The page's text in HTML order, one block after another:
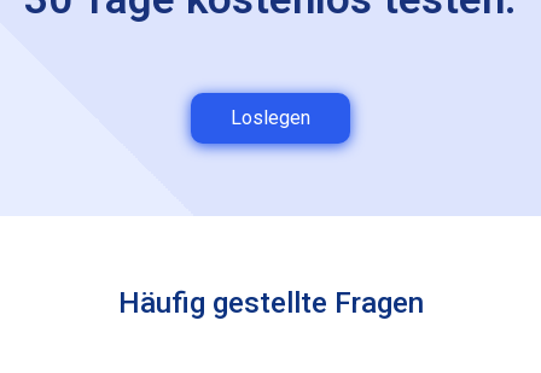
Loslegen
Häufig gestellte Fragen